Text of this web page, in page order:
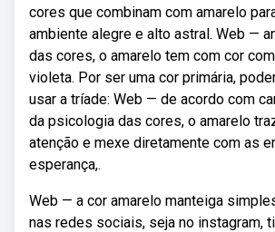
cores que combinam com amarelo
ambiente alegre e alto astral. Web —
das cores, o amarelo tem com cor
violeta. Por ser uma cor primária,
usar a tríade: Web — de acordo com
da psicologia das cores, o amarelo
atenção e mexe diretamente com as
esperança,.
Web — a cor amarelo manteiga
nas redes sociais, seja no instagram,